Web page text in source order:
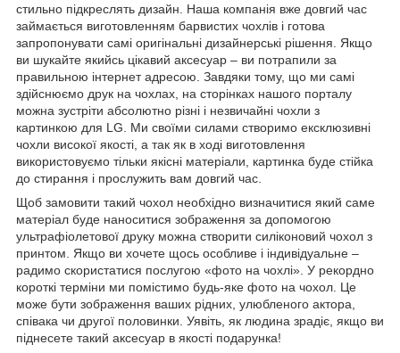
стильно підкреслять дизайн. Наша компанія вже довгий час
займається виготовленням барвистих чохлів і готова
запропонувати самі оригінальні дизайнерські рішення. Якщо
ви шукайте якийсь цікавий аксесуар – ви потрапили за
правильною інтернет адресою. Завдяки тому, що ми самі
здійснюємо друк на чохлах, на сторінках нашого порталу
можна зустріти абсолютно різні і незвичайні чохли з
картинкою для LG. Ми своїми силами створимо ексклюзивні
чохли високої якості, а так як в ході виготовлення
використовуємо тільки якісні матеріали, картинка буде стійка
до стирання і прослужить вам довгий час.
Щоб замовити такий чохол необхідно визначитися який саме
матеріал буде наноситися зображення за допомогою
ультрафіолетової друку можна створити силіконовий чохол з
принтом. Якщо ви хочете щось особливе і індивідуальне –
радимо скористатися послугою «фото на чохлі». У рекордно
короткі терміни ми помістимо будь-яке фото на чохол. Це
може бути зображення ваших рідних, улюбленого актора,
співака чи другої половинки. Уявіть, як людина зрадіє, якщо ви
піднесете такий аксесуар в якості подарунка!